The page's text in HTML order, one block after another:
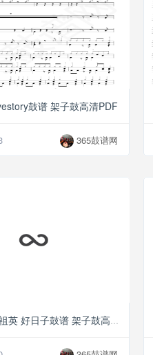
鼓谱 架子鼓高清PDF
G5
365鼓谱网